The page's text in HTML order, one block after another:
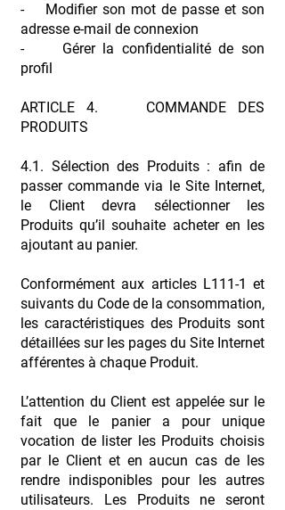
- Modifier son mot de passe et son
adresse e-mail de connexion
- Gérer la confidentialité de son
profil
ARTICLE 4. COMMANDE DES
PRODUITS
4.1. Sélection des Produits : afin de
passer commande via le Site Internet,
le Client devra sélectionner les
Produits qu’il souhaite acheter en les
ajoutant au panier.
Conformément aux articles L111-1 et
suivants du Code de la consommation,
les caractéristiques des Produits sont
détaillées sur les pages du Site Internet
afférentes à chaque Produit.
L’attention du Client est appelée sur le
fait que le panier a pour unique
vocation de lister les Produits choisis
par le Client et en aucun cas de les
rendre indisponibles pour les autres
utilisateurs. Les Produits ne seront